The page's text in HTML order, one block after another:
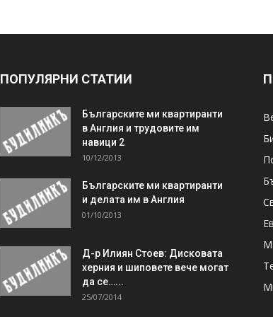
ПОПУЛЯРНИ СТАТИИ
Българските ми квартиранти
в Англия и трудовите им
навици 2
10/12/2013
Българските ми квартиранти
и делата им в Англия
01/10/2013
Д-р Илиян Стоев: Дисковата
херния и шиповете вече могат
да се…...
25/07/2014